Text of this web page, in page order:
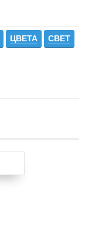
ЦВЕТА СВЕТ